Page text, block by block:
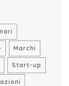
Marchi
Start-up